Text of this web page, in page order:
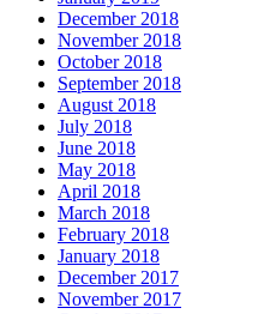
December 2018
November 2018
October 2018
September 2018
August 2018
July 2018
June 2018
May 2018
April 2018
March 2018
February 2018
January 2018
December 2017
November 2017